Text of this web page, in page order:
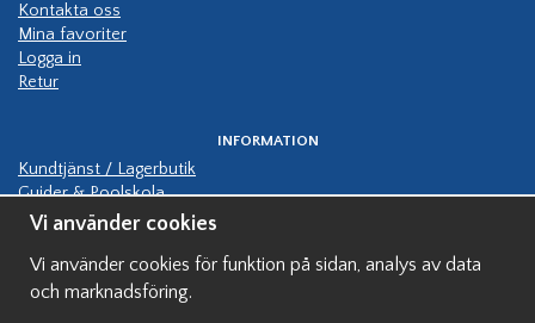
Kontakta oss
Mina favoriter
Logga in
Retur
INFORMATION
Kundtjänst / Lagerbutik
Guider & Poolskola
Manualer
Hjälp bygga pool
Finansiering av pool
Vi använder cookies
Vi använder cookies för funktion på sidan, analys av data
och marknadsföring.